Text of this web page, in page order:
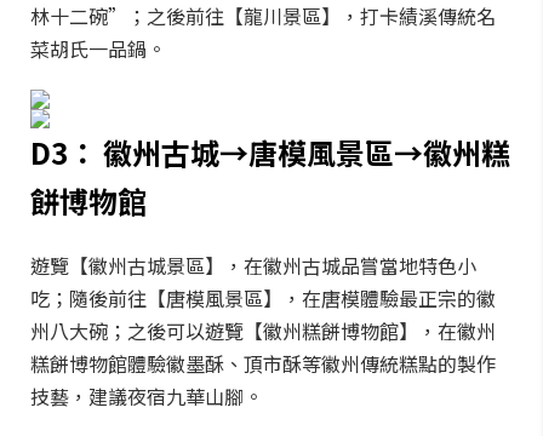
林十二碗”；之後前往【龍川景區】，打卡績溪傳統名
菜胡氏一品鍋。
D3： 徽州古城→唐模風景區→徽州糕
餅博物館
遊覽【徽州古城景區】，在徽州古城品嘗當地特色小
吃；隨後前往【唐模風景區】，在唐模體驗最正宗的徽
州八大碗；之後可以遊覽【徽州糕餅博物館】，在徽州
糕餅博物館體驗徽墨酥、頂市酥等徽州傳統糕點的製作
技藝，建議夜宿九華山腳。